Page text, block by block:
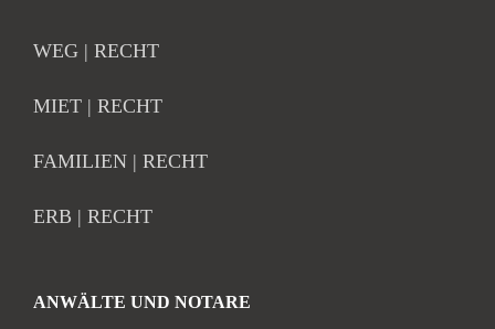
WEG | RECHT
MIET | RECHT
FAMILIEN | RECHT
ERB | RECHT
ANWÄLTE UND NOTARE